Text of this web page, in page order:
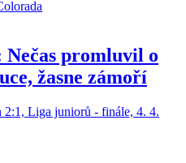
Nečas promluvil o
žasne zámoří